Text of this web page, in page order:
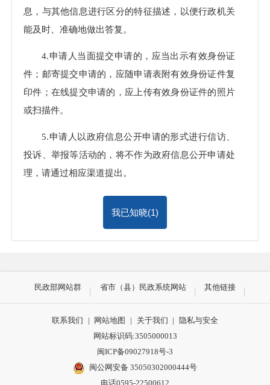
息，与其他信息进行区分的特征描述，以便行政机关
能及时、准确地做出答复。
4.申请人当面提交申请的，应当出示有效身份证
件；邮寄提交申请的，应随申请表附有效身份证件复
印件；在线提交申请的，应上传有效身份证件的照片
或扫描件。
5.申请人以政府信息公开申请的形式进行信访、
投诉、举报等活动的，将不作为政府信息公开申请处
理，请通过相应渠道提出。
我已知晓(1)
民政部网站群 省市（县）民政系统网站 其他链接
联系我们 | 网站地图 | 关于我们 |
隐私与安全
网站标识码:3505000013
闽ICP备09027918号-3
闽公网安备 35050302000444号
电话0595-22500612